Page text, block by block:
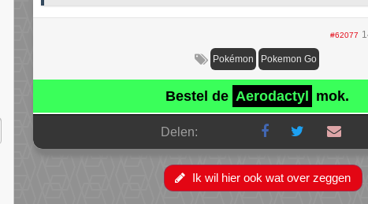
#62077
Pokémon Pokemon Go
Bestel de Aerodactyl mok.
Delen:
Ik wil hier ook wat over zeggen